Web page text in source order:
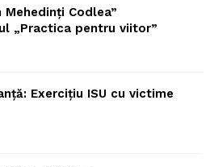
Codlea”
„Practica pentru viitor”
Exercițiu ISU cu victime